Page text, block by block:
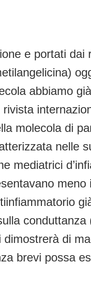
e portati dai
abbiamo
molecola di
nelle
mediatrici
conduttanza
di
brevi possa